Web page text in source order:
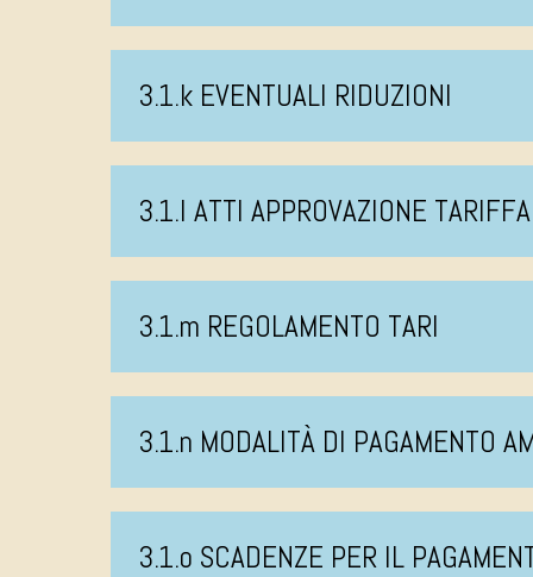
3.1.k EVENTUALI RIDUZIONI
3.1.l ATTI APPROVAZIONE TARIFFA
3.1.m REGOLAMENTO TARI
3.1.n MODALITÀ DI PAGAMENTO
3.1.o SCADENZE PER IL